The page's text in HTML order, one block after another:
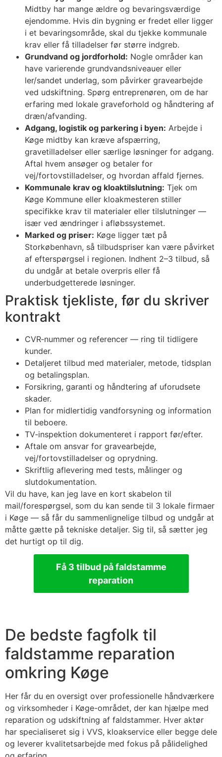
Midtby har mange ældre og bevaringsværdige
ejendomme. Hvis din bygning er fredet eller ligger
i et bevaringsområde, skal du tjekke kommunale
krav eller få tilladelser før større indgreb.
Grundvand og jordforhold: Nogle områder kan
have varierende grundvandsniveauer eller
ler/sandet underlag, som påvirker gravearbejde
ved udskiftning. Spørg entreprenøren, om de har
erfaring med lokale graveforhold og håndtering af
dræn/afvanding.
Adgang, logistik og parkering i byen: Arbejde i
Køge midtby kan kræve afspærring,
gravetilladelser eller særlige løsninger for adgang.
Aftal hvem ansøger og betaler for
vej/fortovstilladelser, og hvordan affald fjernes.
Kommunale krav og kloaktilslutning: Tjek om
Køge Kommune eller kloakmesteren stiller
specifikke krav til materialer eller tilslutninger —
især ved ændringer i afløbssystemet.
Marked og priser: Køge ligger tæt på
Storkøbenhavn, så tilbudspriser kan være påvirket
af efterspørgsel i regionen. Indhent 2–3 tilbud, så
du undgår at betale overpris eller få
underbudgetterede løsninger.
Praktisk tjekliste, før du skriver
kontrakt
CVR‑nummer og referencer — ring til tidligere
kunder.
Detaljeret tilbud med materialer, metode, tidsplan
og betalingsplan.
Forsikring, garanti og håndtering af uforudsete
skader.
Plan for midlertidig vandforsyning og information
til beboere.
TV‑inspektion dokumenteret i rapport før/efter.
Aftale om ansvar for gravearbejde,
vej/fortovstilladelser og oprydning.
Skriftlig aflevering med tests, målinger og
slutdokumentation.
Vil du have, kan jeg lave en kort skabelon til
mail/forespørgsel, som du kan sende til 3 lokale firmaer
i Køge — så får du sammenlignelige tilbud og undgår at
måtte gætte på tekniske detaljer. Sig til, så sætter jeg
det hurtigt op til dig.
Få 3 tilbud på faldstamme
reparation
De bedste fagfolk til
faldstamme reparation
omkring Køge
Her får du en oversigt over professionelle håndværkere
og virksomheder i Køge-området, der kan hjælpe med
reparation og udskiftning af faldstammer. Hver aktør
har specialiseret sig i VVS, kloakservice eller begge dele
og leverer kvalitetsarbejde med fokus på pålidelighed